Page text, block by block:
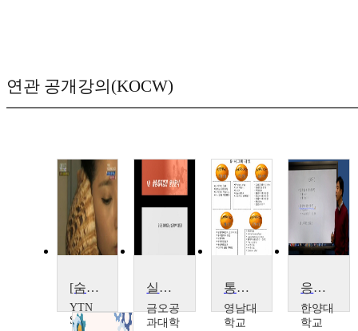
연관 공개강의(KOCW)
[숨은과학찾기] 소리의 성질과 방음의 비밀
YTN
SCIENCE
실험계획법 해설
금오공
과대학
통계적 공정관리
영남대
학교
응용통계
한양대
학교